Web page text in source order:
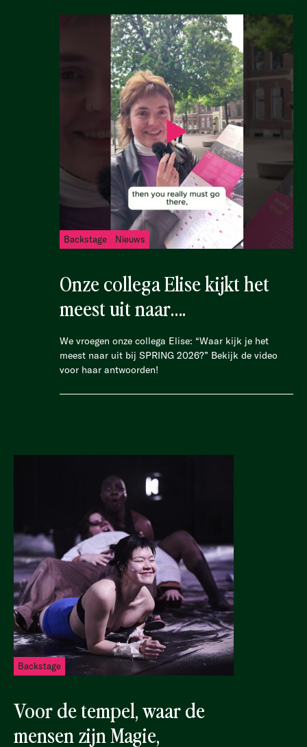
Backstage Nieuws
Onze collega Elise kijkt het
meest uit naar….
We vroegen onze collega Elise: “Waar kijk je het
meest naar uit bij SPRING 2026?” Bekijk de video
voor haar antwoorden!
Backstage
Voor de tempel, waar de
mensen zijn Magie,